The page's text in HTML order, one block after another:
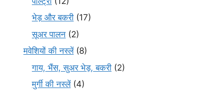
भेड़ और बकरी (17)
सूअर पालन (2)
मवेशियों की नस्लें(8)
गाय, भैंस, सुअर भेड़, बकरी (2)
मुर्गी की नस्लें(4)